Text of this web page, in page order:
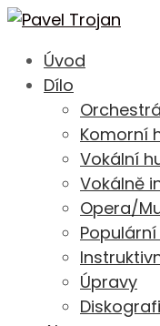
Úvod
Dílo
Komorní
Vokální
Vokálně
Opera/
Úpravy